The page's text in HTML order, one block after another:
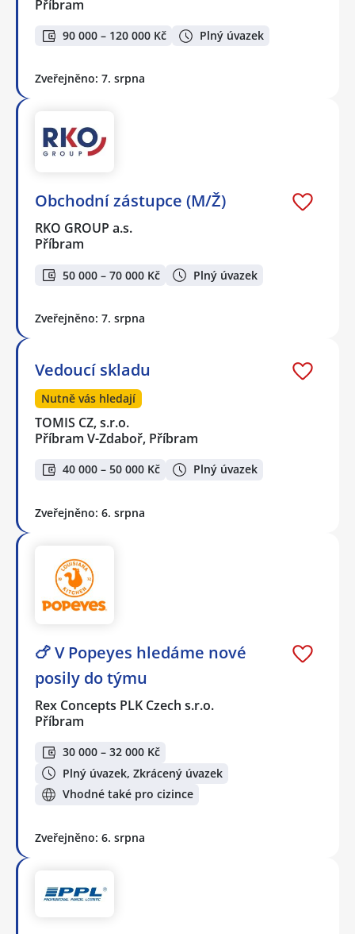
Příbram
90 000 – 120 000 Kč Plný úvazek
Zveřejněno: 7. srpna
Obchodní zástupce (M/Ž)
RKO GROUP a.s.
Příbram
50 000 – 70 000 Kč Plný úvazek
Zveřejněno: 7. srpna
Vedoucí skladu
Nutně vás hledají
TOMIS CZ, s.r.o.
Příbram V-Zdaboř, Příbram
40 000 – 50 000 Kč Plný úvazek
Zveřejněno: 6. srpna
🍗 V Popeyes hledáme nové
posily do týmu
Rex Concepts PLK Czech s.r.o.
Příbram
30 000 – 32 000 Kč
Plný úvazek, Zkrácený úvazek
Vhodné také pro cizince
Zveřejněno: 6. srpna